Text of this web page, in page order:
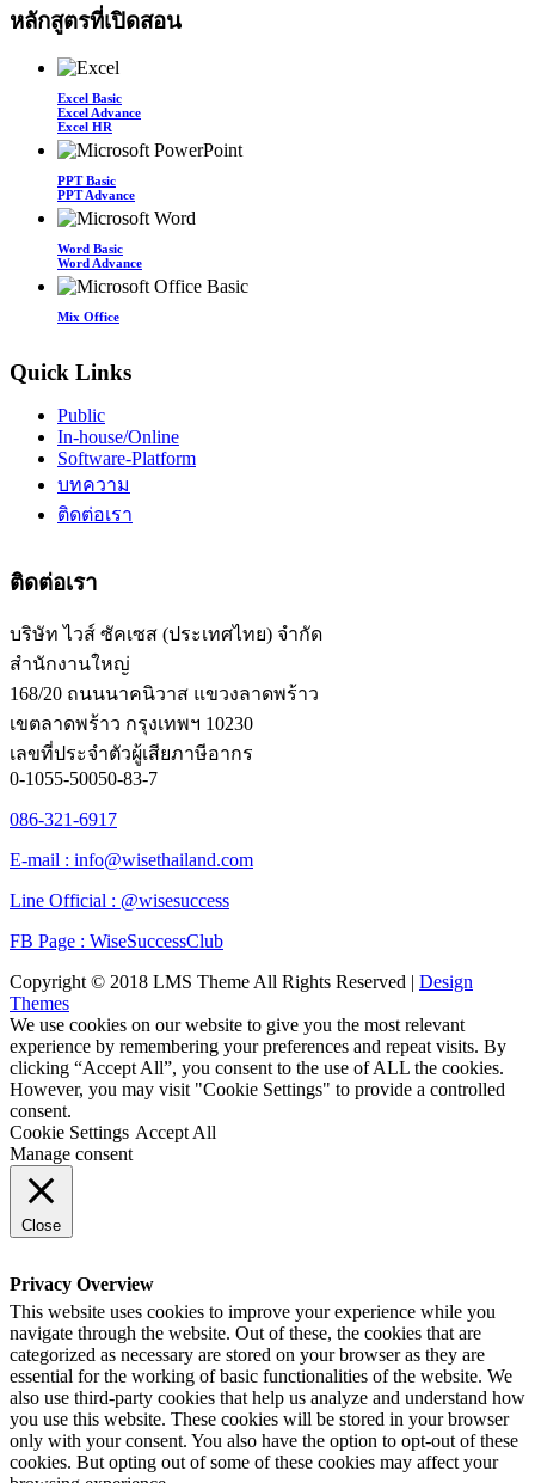
หลักสูตรที่เปิดสอน
Excel Basic
Excel Advance
Excel HR
PPT Basic
PPT Advance
Word Basic
Word Advance
Mix Office
Quick Links
Public
In-house/Online
Software-Platform
บทความ
ติดต่อเรา
ติดต่อเรา
บริษัท ไวส์ ซัคเซส (ประเทศไทย) จำกัด
สำนักงานใหญ่
168/20 ถนนนาคนิวาส แขวงลาดพร้าว
เขตลาดพร้าว กรุงเทพฯ 10230
เลขที่ประจำตัวผู้เสียภาษีอากร
0-1055-50050-83-7
086-321-6917
E-mail : info@wisethailand.com
Line Official : @wisesuccess
FB Page : WiseSuccessClub
Copyright © 2018 LMS Theme All Rights Reserved | Design
Themes
We use cookies on our website to give you the most relevant
experience by remembering your preferences and repeat visits. By
clicking “Accept All”, you consent to the use of ALL the cookies.
However, you may visit "Cookie Settings" to provide a controlled
consent.
Cookie Settings Accept All
Manage consent
Close
Privacy Overview
This website uses cookies to improve your experience while you
navigate through the website. Out of these, the cookies that are
categorized as necessary are stored on your browser as they are
essential for the working of basic functionalities of the website. We
also use third-party cookies that help us analyze and understand how
you use this website. These cookies will be stored in your browser
only with your consent. You also have the option to opt-out of these
cookies. But opting out of some of these cookies may affect your